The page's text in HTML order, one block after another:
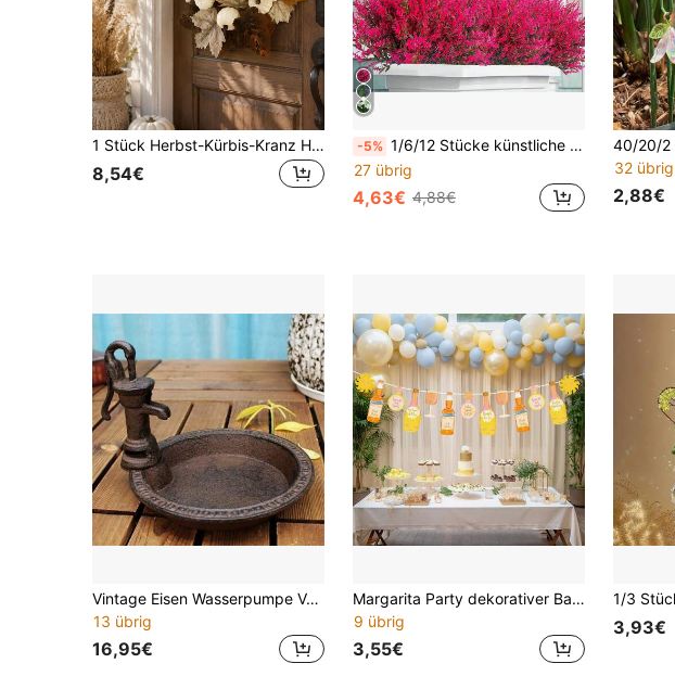
1 Stück Herbst-Kürbis-Kranz Haustür Dekoration, künstliche Ahornblätter, weißer Kürbis, Beeren-Kombination, Landhausstil Herbst-Erntefest Thanksgiving Tür-Hängekranz, geeignet für Wand, Fenster, Veranda, Eingangsbereich und andere saisonale Heimdekoration, schafft eine festliche einladende Atmosphäre, auch ein schönes Geschenk
8,54€
-5% 1/6/12 Stücke künstliche Lavendel Blumen, UV-beständige Kunststoff künstliche Strauchpflanzen, Deko-Kunststräucher, geeignet für Garten, Hauseingang, Innenraumdekoration
27 übrig
4,63€ 4,88€
32 übrig
2,88€
Vintage Eisen Wasserpumpe Vogelbad, 1 Stück runde Gusseisen Vogelfutterstation, Outdoor Garten Balkon Dekoration Vogelbad, Heim Schreibtisch Aufbewahrungsschale Kerzenhalter, Weihnachts- und Geburtstagsgeschenk für Vogelliebhaber, keine Stromversorgung erforderlich, keine Batterie erforderlich, Eisenmaterial
13 übrig
16,95€
Margarita Party dekorativer Banner, Aperol Spritz Bar Dekoration Kranz, Vintage Orange Cocktail Bar Kranz, geeignet für Margarita-thematische Junggesellenabschieds-Party, Geburtstags-Party Dekoration, Strand, Schwimmbad Dekoration
9 übrig
3,55€
3,93€